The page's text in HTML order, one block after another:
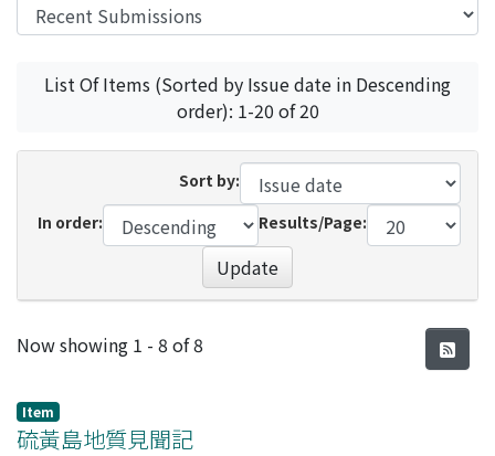
List Of Items (Sorted by Issue date in Descending
order): 1-20 of 20
Sort by:
In order:
Results/Page:
Update
Recent Submissions
Now showing 1 - 8 of 8
Item
硫黃島地質見聞記